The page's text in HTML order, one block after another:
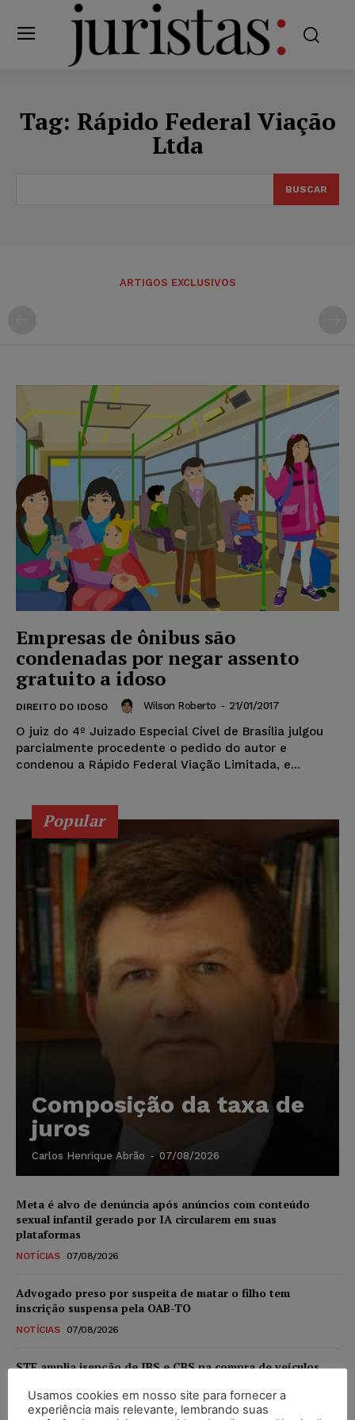
Tag: Rápido Federal Viação
Ltda
BUSCAR
ARTIGOS EXCLUSIVOS
Empresas de ônibus são
condenadas por negar assento
gratuito a idoso
DIREITO DO IDOSO Wilson Roberto - 21/01/2017
O juiz do 4º Juizado Especial Cível de Brasília julgou
parcialmente procedente o pedido do autor e
condenou a Rápido Federal Viação Limitada, e...
Popular
Composição da taxa de
juros
Carlos Henrique Abrão - 07/08/2026
Meta é alvo de denúncia após anúncios com conteúdo
sexual infantil gerado por IA circularem em suas
plataformas
NOTÍCIAS 07/08/2026
Advogado preso por suspeita de matar o filho tem
inscrição suspensa pela OAB-TO
NOTÍCIAS 07/08/2026
STF amplia isenção de IBS e CBS na compra de veículos
níveis
Usamos cookies em nosso site para fornecer a
experiência mais relevante, lembrando suas